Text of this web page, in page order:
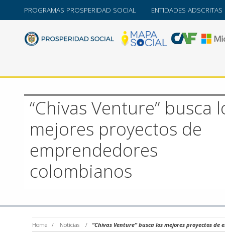
PROGRAMAS PROSPERIDAD SOCIAL ENTIDADES ADSCRITAS
“Chivas Venture” busca
mejores proyectos de
emprendedores
colombianos
Home / Noticias / “Chivas Venture” busca los mejores proyectos de